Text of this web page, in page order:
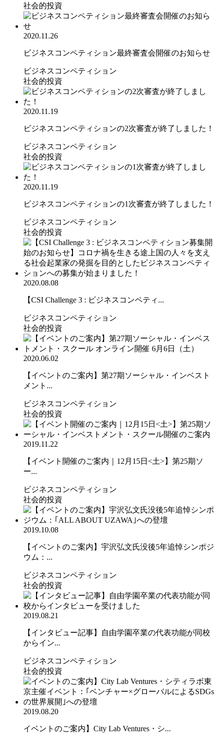
社会的投資
2020.11.26
ビジネスコンペティション最終審査会開催のお知らせ
ビジネスコンペティション
社会的投資
2020.11.19
ビジネスコンペティションの2次審査が終了しました！
ビジネスコンペティション
社会的投資
2020.11.19
ビジネスコンペティションの1次審査が終了しました！
ビジネスコンペティション
社会的投資
2020.08.08
【CSI Challenge 3 : ビジネスコンペティ...
ビジネスコンペティション
社会的投資
2020.06.02
【イベントのご案内】第27期ソーシャル・インベスト
メント...
ビジネスコンペティション
社会的投資
2019.11.22
【イベント開催のご案内｜12月15日<土>】第25期ソ
ー...
ビジネスコンペティション
社会的投資
2019.10.08
【イベントのご案内】宇沢弘文氏没後5年追悼シンポジ
ウム：...
ビジネスコンペティション
社会的投資
2019.08.21
【インタビュー記事】自由学園卒業の代表功能が同校
からイン...
ビジネスコンペティション
社会的投資
2019.08.20
イベントのご案内】City Lab Ventures・シ...